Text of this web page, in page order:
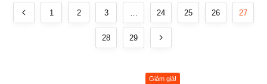
1 2 3 … 24 25 26 27
28 29
Giảm giá!